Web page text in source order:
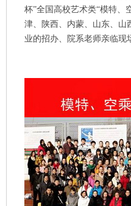
杯”全国高校艺术类“模特、
津、陕西、内蒙、山东、山
业的招办、院系老师亲临现